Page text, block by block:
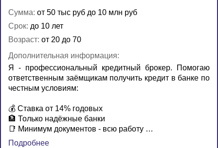
Сумма: от 50 тыс руб до 10 млн руб
Срок: до 10 лет
Возраст: от 20 до 70
Дополнительная информация:
Я - профессиональный кредитный брокер. Помогаю
ответственным заёмщикам получить кредит в банке по
честным условиям:
💰 Ставка от 14% годовых
🏦 Только надёжные банки
📑 Минимум документов - всю работу …
Подробнее